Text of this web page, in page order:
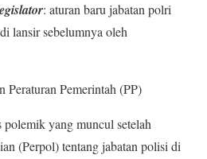
: aturan baru jabatan polri
lansir sebelumnya oleh
Peraturan Pemerintah (PP)
polemik yang muncul setelah
(Perpol) tentang jabatan polisi di